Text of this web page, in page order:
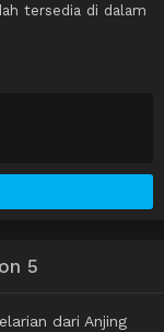
tersedia di dalam
5
dari Anjing